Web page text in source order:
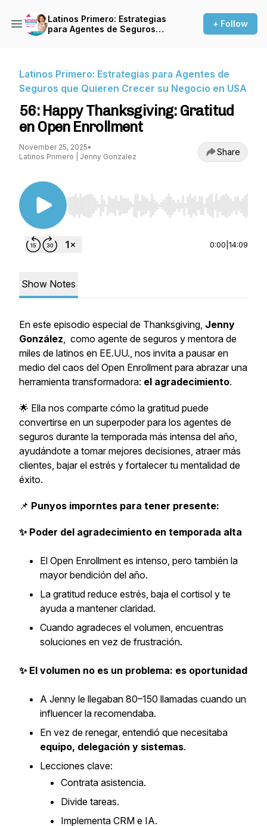
Latinos Primero: Estrategias
para Agentes de Seguros
+ Follow
Latinos Primero: Estrategias para Agentes de
Seguros que Quieren Crecer su Negocio en USA
56: Happy Thanksgiving: Gratitud
en Open Enrollment
November 25, 2025•
Latinos Primero | Jenny Gonzalez
Share
Use Left/Right to seek, Home/End to jump to
0:00 14:09
Show Notes
En este episodio especial de Thanksgiving, Jenny
González, como agente de seguros y mentora de
miles de latinos en EE.UU., nos invita a pausar en
medio del caos del Open Enrollment para abrazar una
herramienta transformadora: el agradecimiento.
🌟 Ella nos comparte cómo la gratitud puede
convertirse en un superpoder para los agentes de
seguros durante la temporada más intensa del año,
ayudándote a tomar mejores decisiones, atraer más
clientes, bajar el estrés y fortalecer tu mentalidad de
éxito.
📌 Punyos imporntes para tener presente:
✨ Poder del agradecimiento en temporada alta
El Open Enrollment es intenso, pero también la
mayor bendición del año.
La gratitud reduce estrés, baja el cortisol y te
ayuda a mantener claridad.
Cuando agradeces el volumen, encuentras
soluciones en vez de frustración.
✨ El volumen no es un problema: es oportunidad
A Jenny le llegaban 80–150 llamadas cuando un
influencer la recomendaba.
En vez de renegar, entendió que necesitaba
equipo, delegación y sistemas.
Lecciones clave:
Contrata asistencia.
Divide tareas.
Implementa CRM e IA.